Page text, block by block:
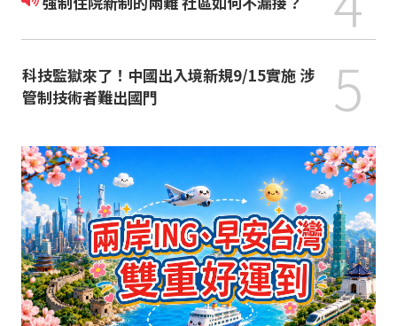
科技監獄來了！中國出入境新規9/15實施 涉
管制技術者難出國門
5